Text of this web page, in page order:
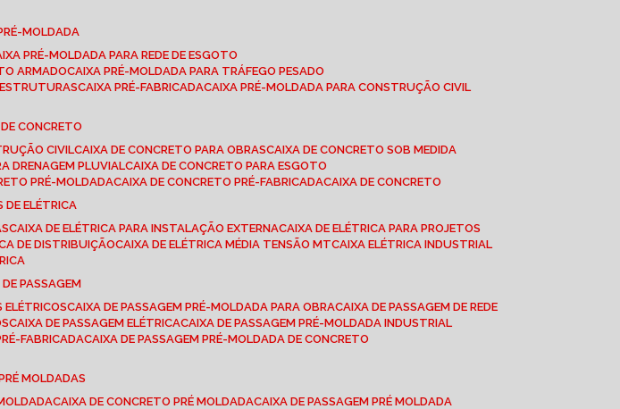
MOLDADA
PRÉ-MOLDADA PARA REDE DE ESGOTO
ARMADO
CAIXA PRÉ-MOLDADA PARA TRÁFEGO PESADO
ESTRUTURAS CAIXA PRÉ-FABRICADA CAIXA PRÉ-MOLDADA PARA CONSTRUÇÃO CIVIL
DE CONCRETO
CIVIL CAIXA DE CONCRETO PARA OBRAS CAIXA DE CONCRETO SOB MEDIDA
DRENAGEM PLUVIAL CAIXA DE CONCRETO PARA ESGOTO
PRÉ-MOLDADA CAIXA DE CONCRETO PRÉ-FABRICADA CAIXA DE CONCRETO
DE ELÉTRICA
CAIXA DE ELÉTRICA PARA INSTALAÇÃO EXTERNA CAIXA DE ELÉTRICA PARA PROJETOS
DE DISTRIBUIÇÃO CAIXA DE ELÉTRICA MÉDIA TENSÃO MT CAIXA ELÉTRICA INDUSTRIAL
DE PASSAGEM
ELÉTRICOS CAIXA DE PASSAGEM PRÉ-MOLDADA PARA OBRA CAIXA DE PASSAGEM DE REDE
CAIXA DE PASSAGEM ELÉTRICA CAIXA DE PASSAGEM PRÉ-MOLDADA INDUSTRIAL
FABRICADA CAIXA DE PASSAGEM PRÉ-MOLDADA DE CONCRETO
MOLDADAS
CAIXA DE CONCRETO PRÉ MOLDADA CAIXA DE PASSAGEM PRÉ MOLDADA